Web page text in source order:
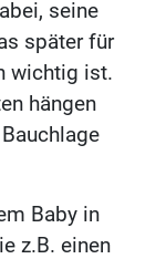
seine
später für
wichtig ist.
hängen
Baby in
z.B. einen